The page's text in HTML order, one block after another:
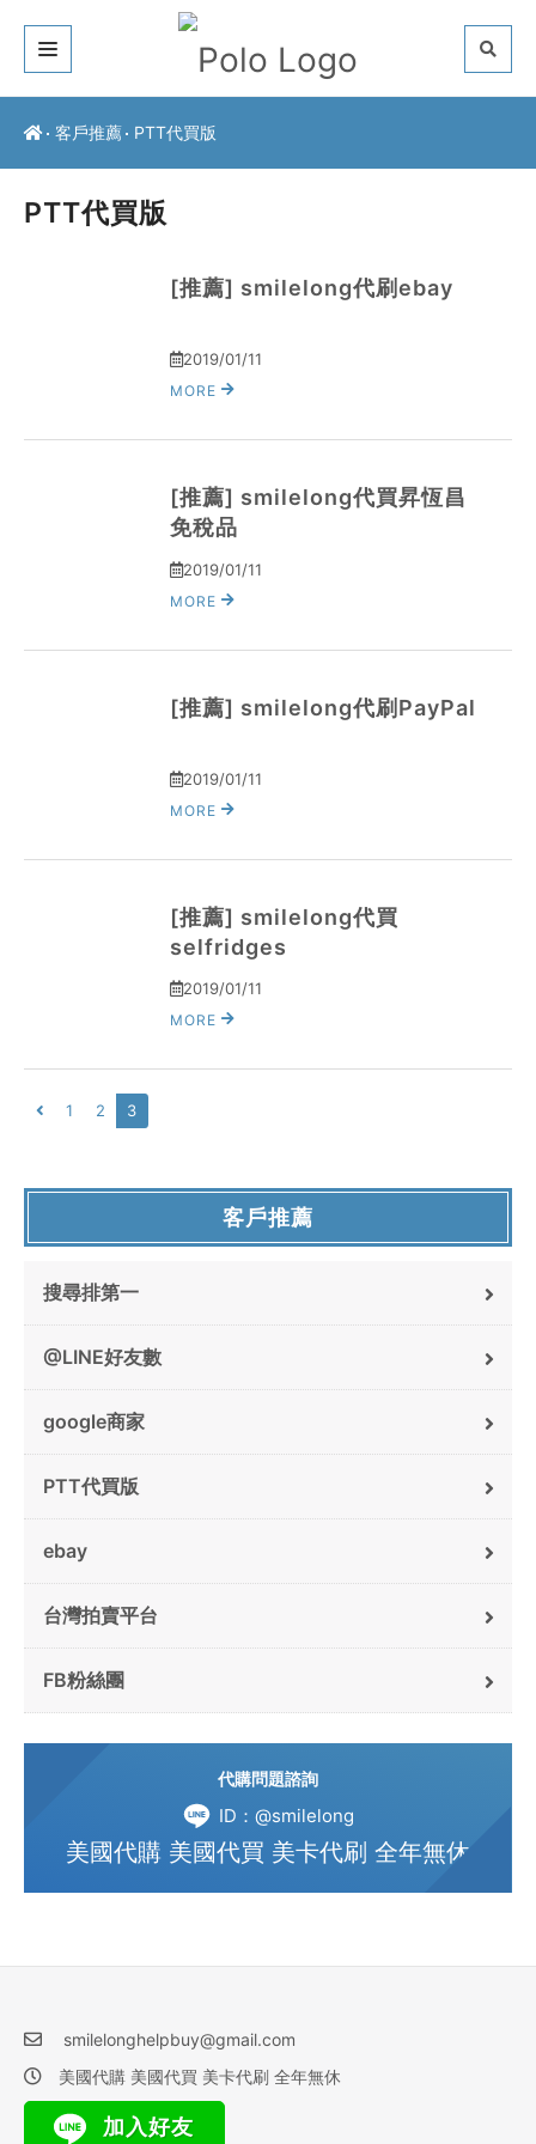
關於我們
服務介紹
客戶推薦 PTT代買版
PTT代買版
[推薦] smilelong代刷ebay
2019/01/11
MORE
[推薦] smilelong代買昇恆昌
免稅品
2019/01/11
MORE
[推薦] smilelong代刷PayPal
2019/01/11
MORE
[推薦] smilelong代買
selfridges
2019/01/11
MORE
1 2 3
客戶推薦
搜尋排第一
@LINE好友數
google商家
PTT代買版
ebay
台灣拍賣平台
FB粉絲團
代購問題諮詢
ID：@smilelong
美國代購 美國代買 美卡代刷 全年無休
smilelonghelpbuy@gmail.com
美國代購 美國代買 美卡代刷 全年無休
加入好友